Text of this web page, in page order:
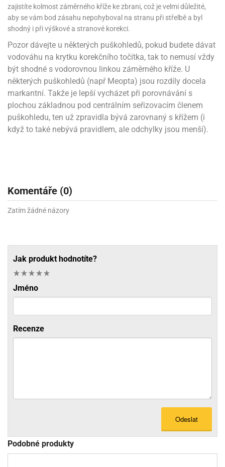
zajistíte kolmost záměrného kříže ke zbrani, což je velmi důležité,
aby se vám bod zásahu nepohyboval na stranu při střelbě a byl
shodný i při výškové a stranové korekci.
Pozor dávejte u některých puškohledů, pokud budete dávat
vodováhu na krytku korekčního točítka, tak to nemusí vždy
být shodné s vodorovnou linkou záměrného kříže. U
některých puškohledů (např Meopta) jsou rozdíly docela
markantní. Takže je lepší vycházet při porovnávání s
plochou základnou pod centrálním seřizovacím členem
puškohledu, ten už zpravidla bývá zarovnaný s křížem (i
když to také nebývá pravidlem, ale odchylky jsou menší).
Komentáře (0)
Zatím žádné názory
Jak produkt hodnotíte?
Jméno
Recenze
Odeslat
Podobné produkty